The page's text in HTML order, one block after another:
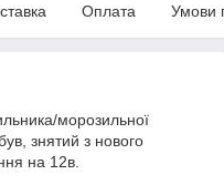
Оплата Умови
морозильної
знятий з нового
на 12в.